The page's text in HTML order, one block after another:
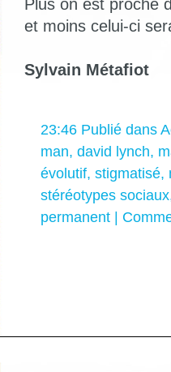
Plus on est proche
et moins celui-ci
Sylvain Métafiot
23:46 Publié dans
man, david lynch,
évolutif, stigmatisé,
stéréotypes sociaux
permanent